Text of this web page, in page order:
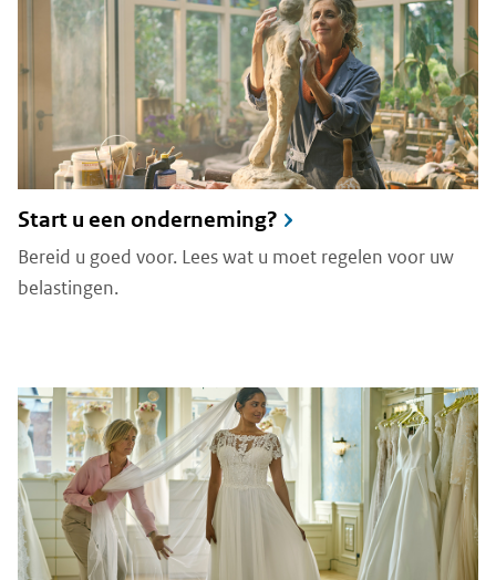
Start u een onderneming?
Bereid u goed voor. Lees wat u moet regelen voor uw
belastingen.